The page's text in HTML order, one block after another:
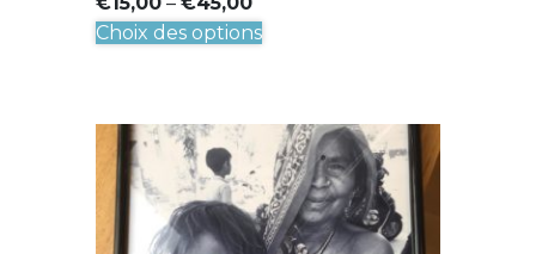
Choix des optionsCe
variations.
Les
options
peuvent